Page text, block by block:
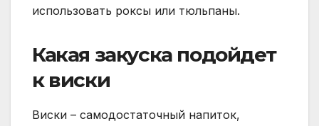
использовать роксы или тюльпаны.
Какая закуска подойдет
к виски
Виски – самодостаточный напиток,